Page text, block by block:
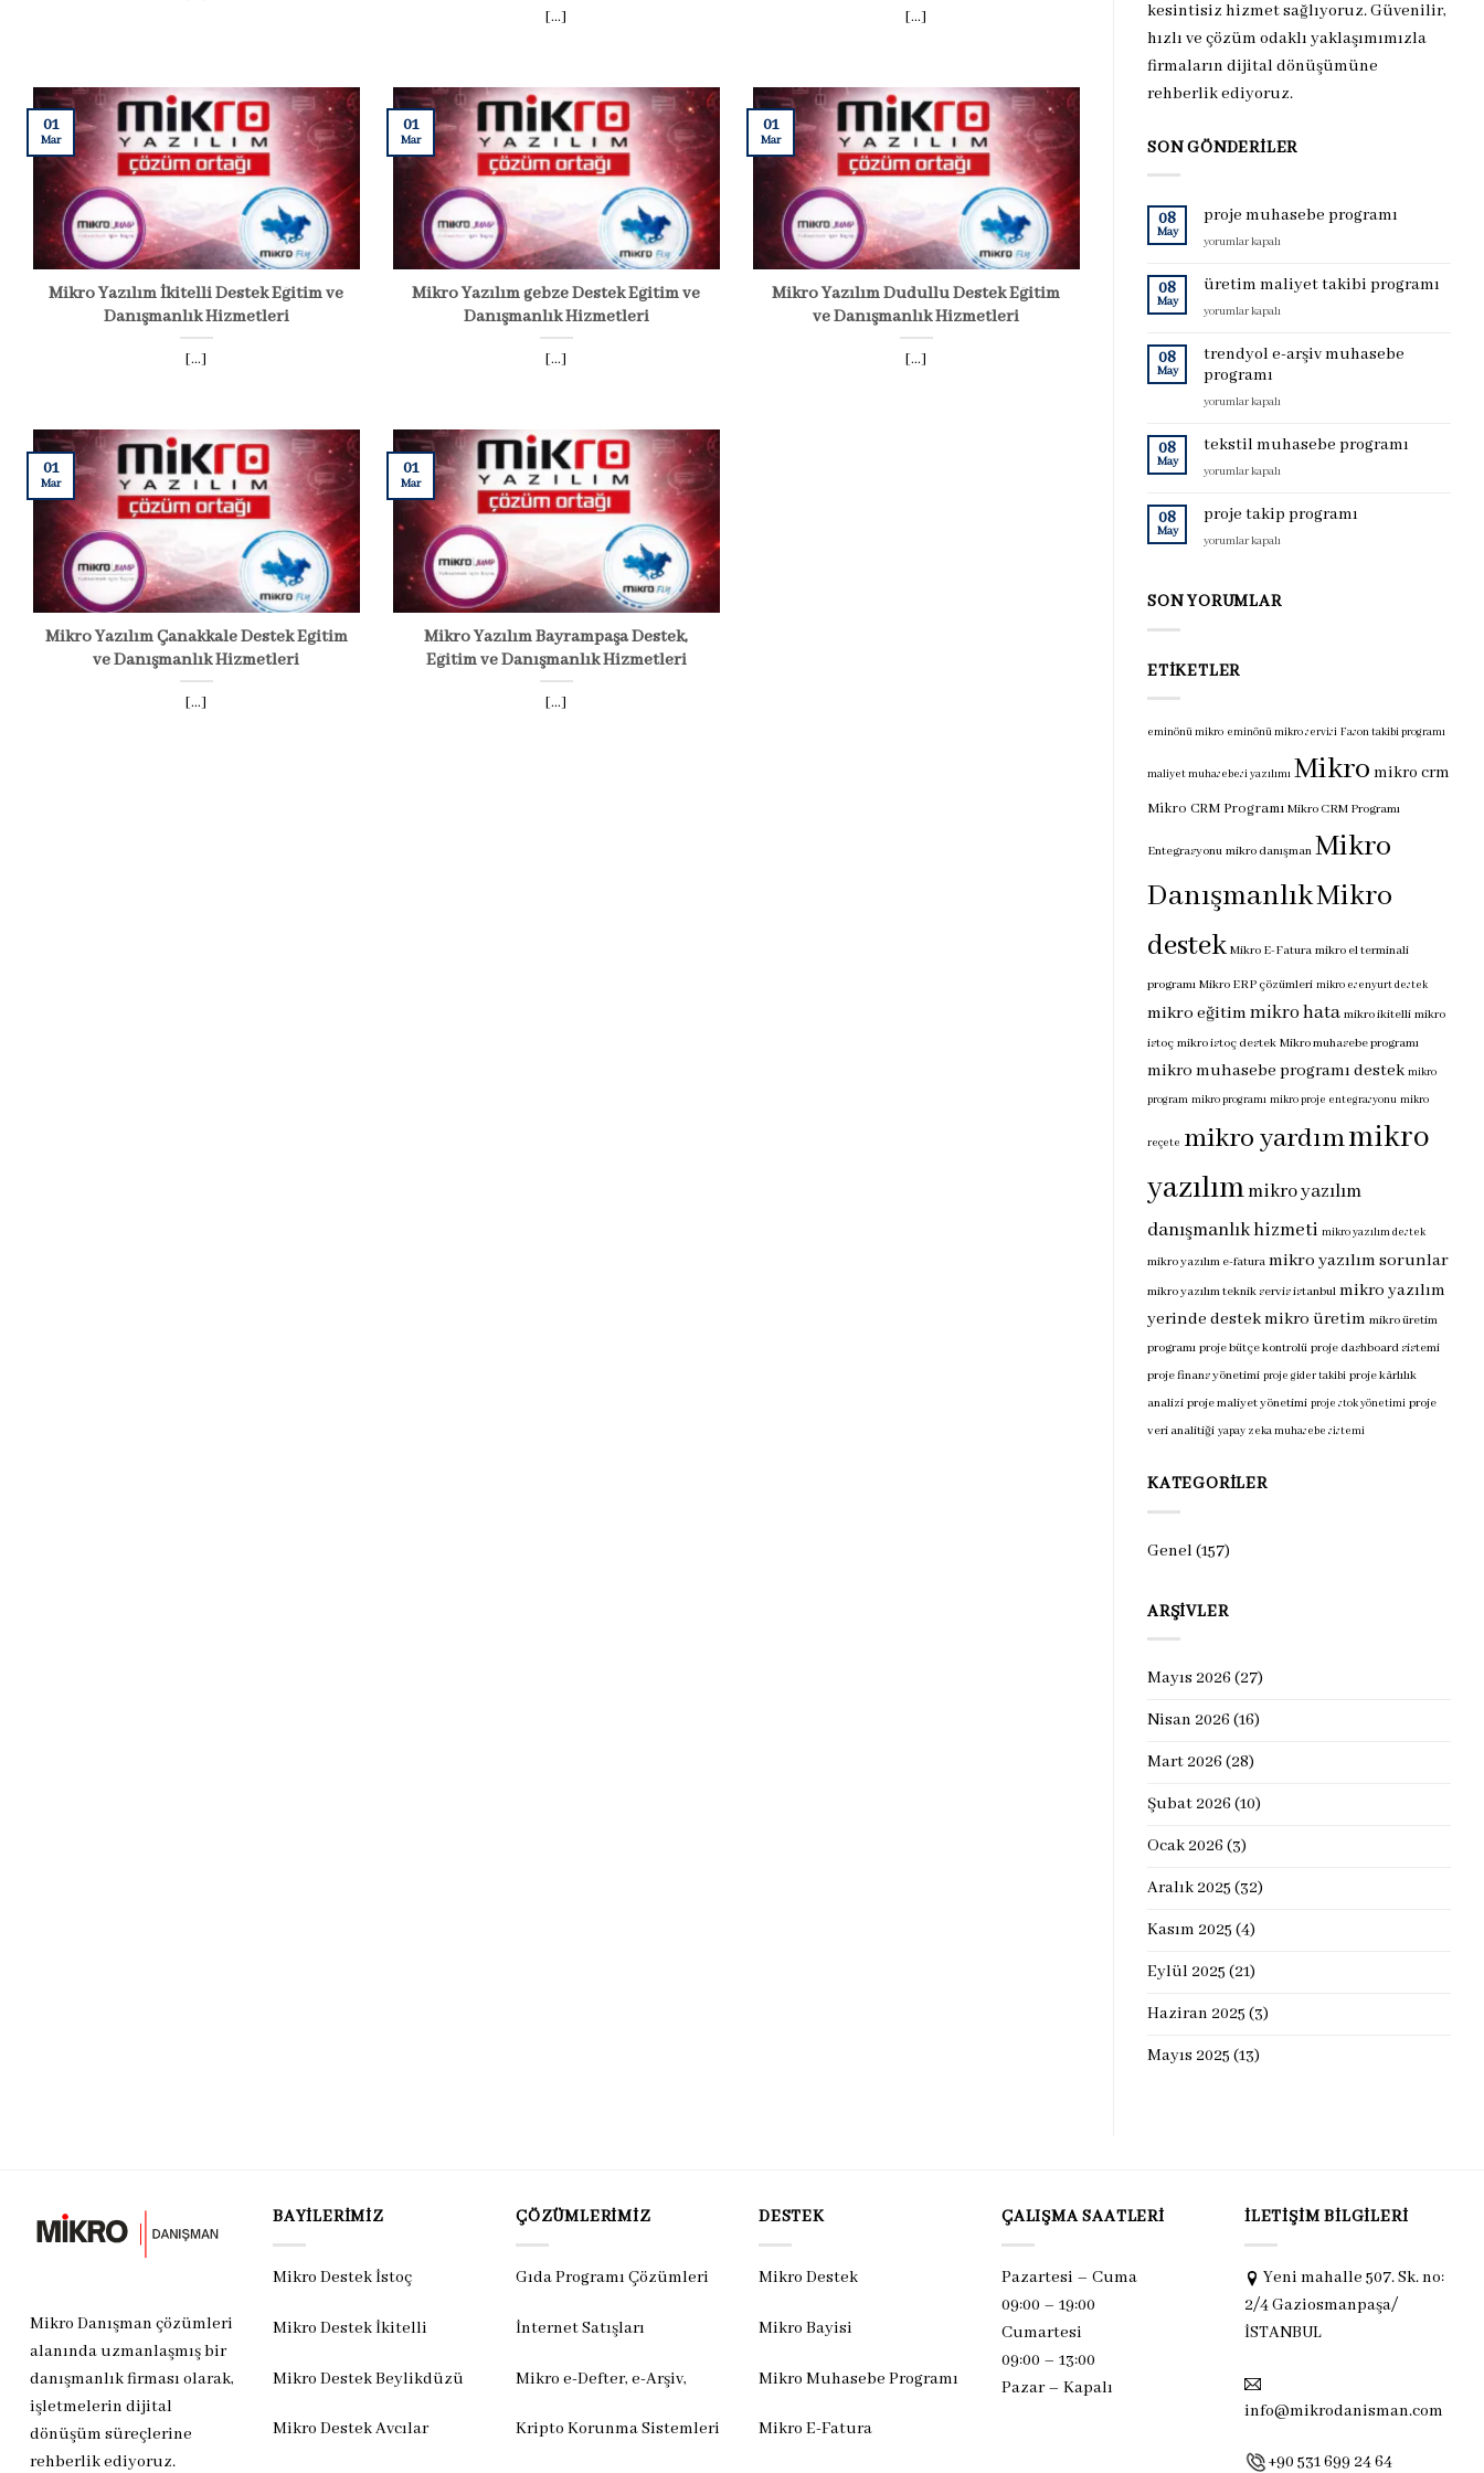
[...] [...]
Mikro Yazılım İkitelli Destek Eğitim ve
Danışmanlık Hizmetleri
[...]
01
Mar
Mikro Yazılım gebze Destek Eğitim ve
Danışmanlık Hizmetleri
[...]
01
Mar
Mikro Yazılım Dudullu Destek Eğitim
ve Danışmanlık Hizmetleri
[...]
01
Mar
Mikro Yazılım Çanakkale Destek Eğitim
ve Danışmanlık Hizmetleri
[...]
01
Mar
Mikro Yazılım Bayrampaşa Destek,
Eğitim ve Danışmanlık Hizmetleri
[...]
01
Mar
kesintisiz hizmet sağlıyoruz. Güvenilir,
hızlı ve çözüm odaklı yaklaşımımızla
firmaların dijital dönüşümüne
rehberlik ediyoruz.
SON GÖNDERILER
08
May
proje muhasebe programı
proje
programı
yorumlar kapalı
08
May
üretim maliyet takibi programı
üretim
takibi
için
yorumlar kapalı
08
May
trendyol e-arşiv muhasebe
programı
trendyol
arşiv
programı
yorumlar kapalı
08
May
tekstil muhasebe programı
tekstil
programı
yorumlar kapalı
08
May
proje takip programı
proje
için
yorumlar kapalı
SON YORUMLAR
ETIKETLER
eminönü mikro eminönü mikro servisi Fason takibi programı
maliyet muhasebesi yazılımı Mikro mikro crm
Mikro CRM Programı Mikro CRM Programı
Entegrasyonu mikro danışman Mikro
DanışmanlıkMikro
destek Mikro E-Fatura mikro el terminali
programı Mikro ERP çözümleri mikro esenyurt destek
mikro eğitimmikro hata mikro ikitelli mikro
istoç mikro istoç destek Mikro muhasebe programı
mikro muhasebe programı destek mikro
program mikro programı mikro proje entegrasyonu mikro
reçete mikro yardımmikro
yazılımmikro yazılım
danışmanlık hizmeti mikro yazılım destek
mikro yazılım e-fatura mikro yazılım sorunlar
mikro yazılım teknik servis istanbul mikro yazılım
yerinde destekmikro üretim mikro üretim
programı proje bütçe kontrolü proje dashboard sistemi
proje finans yönetimi proje gider takibi proje kârlılık
analizi proje maliyet yönetimi proje stok yönetimi proje
veri analitiği yapay zeka muhasebe sistemi
KATEGORILER
Genel(157)
ARŞIVLER
Mayıs 2026 (27)
Nisan 2026 (16)
Mart 2026 (28)
Şubat 2026 (10)
Ocak 2026 (3)
Aralık 2025 (32)
Kasım 2025 (4)
Eylül 2025 (21)
Haziran 2025 (3)
Mayıs 2025 (13)
Mikro Danışman çözümleri
alanında uzmanlaşmış bir
danışmanlık firması olarak,
işletmelerin dijital
dönüşüm süreçlerine
rehberlik ediyoruz.
BAYILERIMIZ
Mikro Destek İstoç
Mikro Destek İkitelli
Mikro Destek Beylikdüzü
Mikro Destek Avcılar
ÇÖZÜMLERIMIZ
Gıda Programı Çözümleri
İnternet Satışları
Mikro e-Defter, e-Arşiv,
Kripto Korunma Sistemleri
DESTEK
Mikro Destek
Mikro Bayisi
Mikro Muhasebe Programı
Mikro E-Fatura
ÇALIŞMA SAATLERI
Pazartesi – Cuma
09:00 – 19:00
Cumartesi
09:00 – 13:00
Pazar – Kapalı
İLETIŞIM BILGILERI
Yeni mahalle 507. Sk. no:
2/4 Gaziosmanpaşa/
İSTANBUL
info@mikrodanisman.com
+90 531 699 24 64